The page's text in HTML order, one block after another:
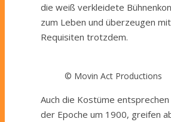
die weiß verkleidete
zum Leben und überzeugen
Requisiten trotzdem.
© Movin Act Productions
Auch die Kostüme
der Epoche um 1900, greifen